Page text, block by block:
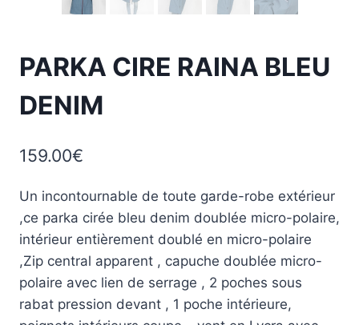
PARKA CIRE RAINA BLEU
DENIM
159.00€
Un incontournable de toute garde-robe extérieur
,ce parka cirée bleu denim doublée micro-polaire,
intérieur entièrement doublé en micro-polaire
,Zip central apparent , capuche doublée micro-
polaire avec lien de serrage , 2 poches sous
rabat pression devant , 1 poche intérieure,